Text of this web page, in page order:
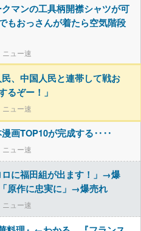
クマンの工具柄開襟シャツが可
おっさんが着たら空気階段
ニュー速
、中国人民と連帯して戦お
るぞー！」
ニュー速
漫画TOP10が完成する‥‥
ニュー速
に福田組が出ます！」→爆
原作に忠実に」→爆売れ
ニュー速